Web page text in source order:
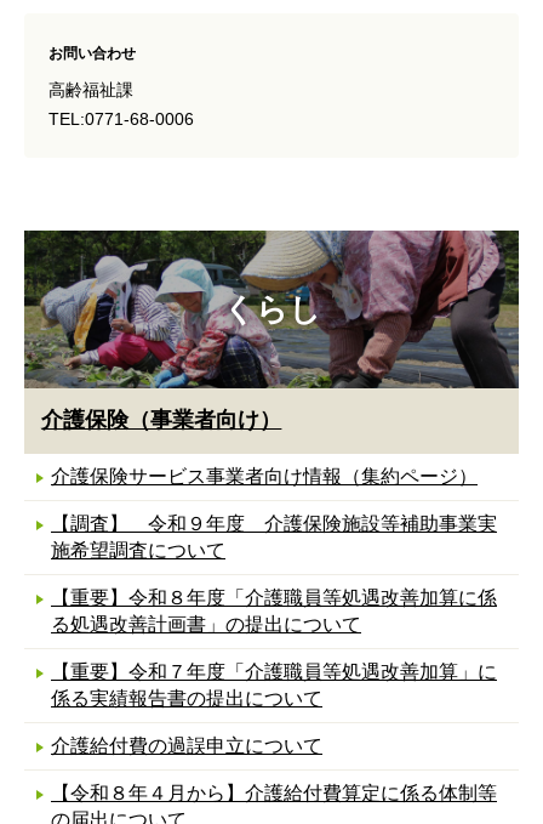
くらし
介護保険（事業者向け）
介護保険サービス事業者向け情報（集約ページ）
【調査】 令和９年度 介護保険施設等補助事業実
施希望調査について
【重要】令和８年度「介護職員等処遇改善加算に係
る処遇改善計画書」の提出について
【重要】令和７年度「介護職員等処遇改善加算」に
係る実績報告書の提出について
介護給付費の過誤申立について
【令和８年４月から】介護給付費算定に係る体制等
の届出について
お問い合わせ
高齢福祉課
TEL:0771-68-0006